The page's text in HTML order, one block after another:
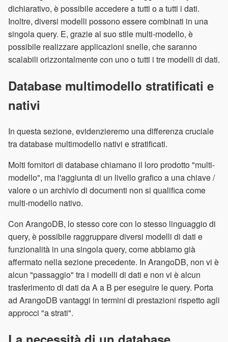
dichiarativo, è possibile accedere a tutti o a tutti i dati.
Inoltre, diversi modelli possono essere combinati in una
singola query. E, grazie al suo stile multi-modello, è
possibile realizzare applicazioni snelle, che saranno
scalabili orizzontalmente con uno o tutti i tre modelli di dati.
Database multimodello stratificati e
nativi
In questa sezione, evidenzieremo una differenza cruciale
tra database multimodello nativi e stratificati.
Molti fornitori di database chiamano il loro prodotto "multi-
modello", ma l'aggiunta di un livello grafico a una chiave /
valore o un archivio di documenti non si qualifica come
multi-modello nativo.
Con ArangoDB, lo stesso core con lo stesso linguaggio di
query, è possibile raggruppare diversi modelli di dati e
funzionalità in una singola query, come abbiamo già
affermato nella sezione precedente. In ArangoDB, non vi è
alcun "passaggio" tra i modelli di dati e non vi è alcun
trasferimento di dati da A a B per eseguire le query. Porta
ad ArangoDB vantaggi in termini di prestazioni rispetto agli
approcci "a strati".